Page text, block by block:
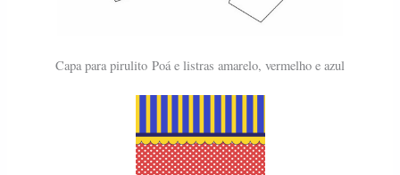
Capa para pirulito Poá e listras amarelo, vermelho e azul